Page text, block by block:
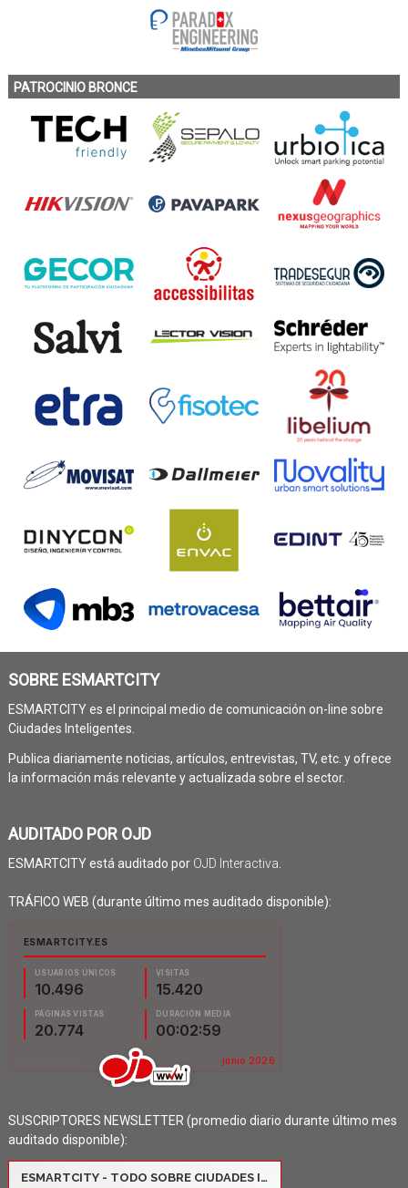
PATROCINIO BRONCE
SOBRE ESMARTCITY
ESMARTCITY es el principal medio de comunicación on-line sobre
Ciudades Inteligentes.
Publica diariamente noticias, artículos, entrevistas, TV, etc. y ofrece
la información más relevante y actualizada sobre el sector.
AUDITADO POR OJD
ESMARTCITY está auditado por OJD Interactiva
TRÁFICO WEB (durante último mes auditado disponible):
SUSCRIPTORES NEWSLETTER (promedio diario durante último mes
auditado disponible):